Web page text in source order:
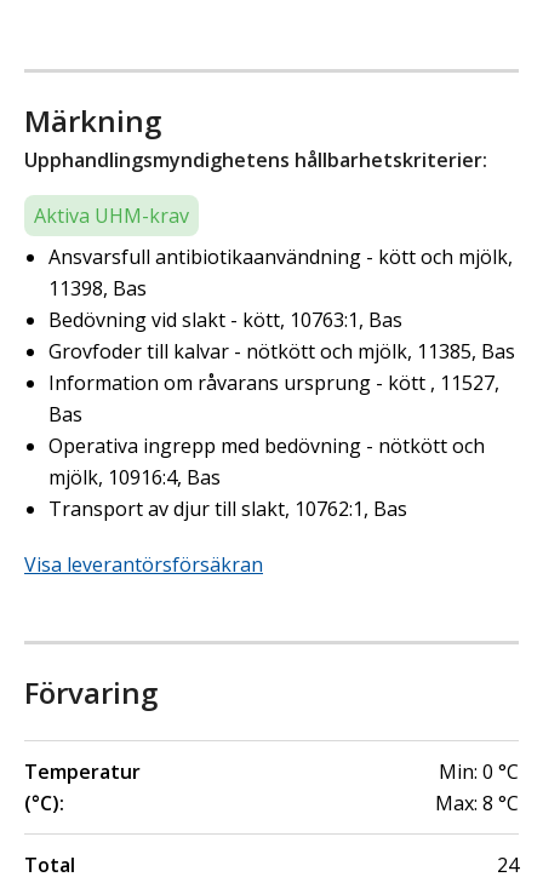
Märkning
Upphandlingsmyndighetens hållbarhetskriterier:
Aktiva UHM-krav
Ansvarsfull antibiotikaanvändning - kött och mjölk,
11398, Bas
Bedövning vid slakt - kött, 10763:1, Bas
Grovfoder till kalvar - nötkött och mjölk, 11385, Bas
Information om råvarans ursprung - kött , 11527,
Bas
Operativa ingrepp med bedövning - nötkött och
mjölk, 10916:4, Bas
Transport av djur till slakt, 10762:1, Bas
Visa leverantörsförsäkran
Förvaring
Temperatur
(°C):
Min: 0 °C
Max: 8 °C
Total 24